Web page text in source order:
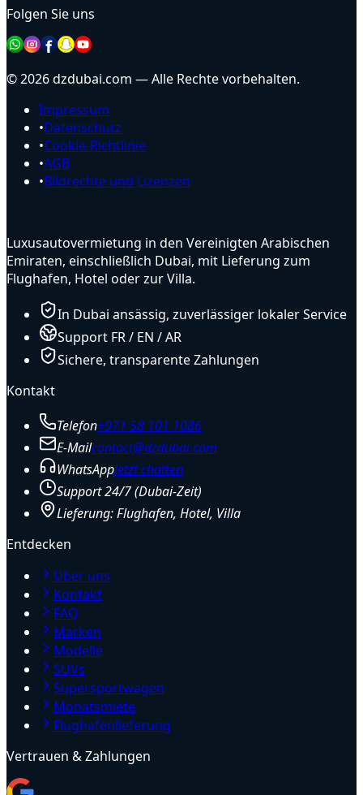
Folgen Sie uns
© 2026 dzdubai.com — Alle Rechte vorbehalten.
Impressum
•Datenschutz
•Cookie-Richtlinie
•AGB
•Bildrechte und Lizenzen
Luxusautovermietung in den Vereinigten Arabischen
Emiraten, einschließlich Dubai, mit Lieferung zum
Flughafen, Hotel oder zur Villa.
In Dubai ansässig, zuverlässiger lokaler Service
Support FR / EN / AR
Sichere, transparente Zahlungen
Kontakt
Telefon+971 58 101 1086
E-Mailcontact@dzdubai.com
WhatsAppJetzt chatten
Support 24/7 (Dubai-Zeit)
Lieferung: Flughafen, Hotel, Villa
Entdecken
Über uns
Kontakt
FAQ
Marken
Modelle
SUVs
Supersportwagen
Monatsmiete
Flughafenlieferung
Vertrauen & Zahlungen